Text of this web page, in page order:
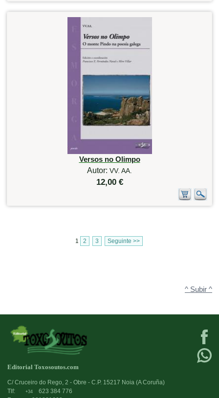
Versos no Olimpo
Autor: VV. AA.
12,00 €
1 2 3 Seguinte >>
^ Subir ^
Editorial Toxosoutos.com
C/ Cruceiro do Rego, 2 - Obre - C.P. 15217 Noia (A Coruña)
Tlf:
+34
623 384 776